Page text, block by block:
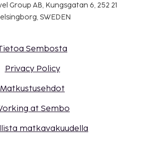
Group AB, Kungsgatan 6, 252 21
SWEDEN
Sembosta
Privacy Policy
Matkustusehdot
at Sembo
matkavakuudella